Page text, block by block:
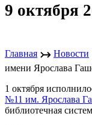
9 октября
Главная ↣ Новости
имени Ярослава
1 октября
№11 им. Ярослава
библиотечная